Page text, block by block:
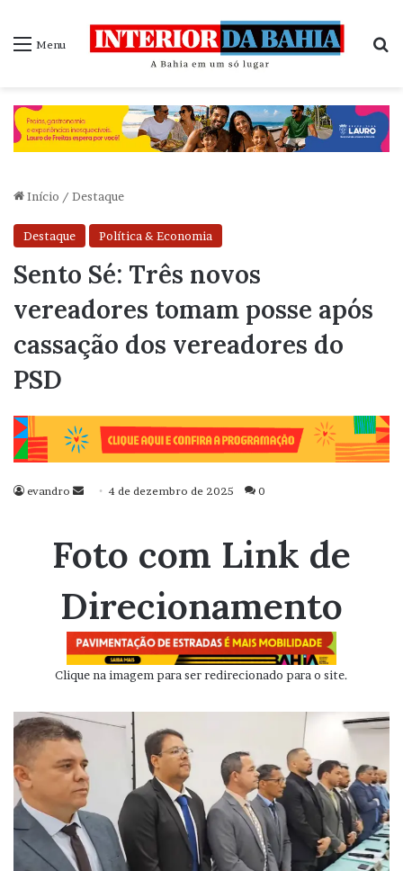
Menu
Início / Destaque
Destaque Política & Economia
Sento Sé: Três novos
vereadores tomam posse após
cassação dos vereadores do
PSD
evandro
Mande
mail
4 de dezembro de 2025 0
Foto com Link de
Direcionamento
Clique na imagem para ser redirecionado para o site.